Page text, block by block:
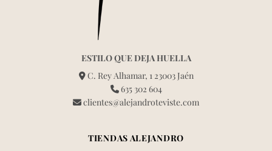
ESTILO QUE DEJA HUELLA
C. Rey Alhamar, 1 23003 Jaén
635 302 604
clientes@alejandroteviste.com
TIENDAS ALEJANDRO